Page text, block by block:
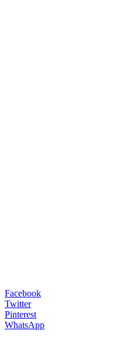
Facebook
Twitter
Pinterest
WhatsApp